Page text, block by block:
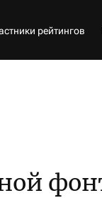
рейтингов